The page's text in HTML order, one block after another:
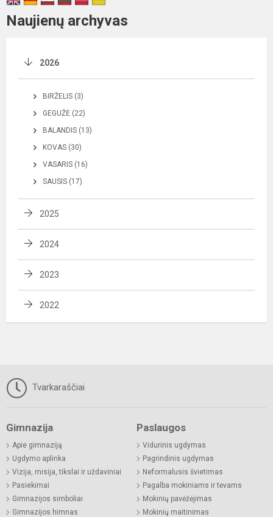
Naujienų archyvas
2026
BIRŽELIS (3)
GEGUŽĖ (22)
BALANDIS (13)
KOVAS (30)
VASARIS (16)
SAUSIS (17)
2025
2024
2023
2022
Tvarkaraščiai
Gimnazija
Apie gimnaziją
Ugdymo aplinka
Vizija, misija, tikslai ir uždaviniai
Pasiekimai
Gimnazijos simboliai
Gimnazijos himnas
Paslaugos
Vidurinis ugdymas
Pagrindinis ugdymas
Neformalusis švietimas
Pagalba mokiniams ir tėvams
Mokinių pavėžėjimas
Mokinių maitinimas